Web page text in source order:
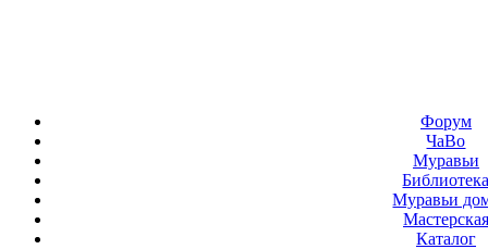
Форум
ЧаВо
Муравьи
Муравьи
Мастерская
Каталог